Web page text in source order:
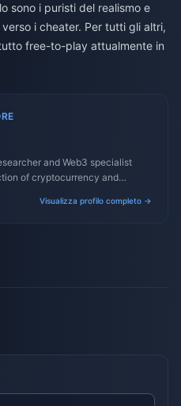
sono i puristi del realismo e
i cheater. Per tutti gli altri,
free-to-play attualmente in
and Web3 specialist
of cryptocurrency and
Visualizza profilo completo →